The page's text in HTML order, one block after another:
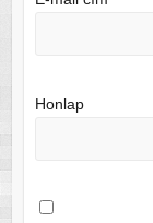
Honlap